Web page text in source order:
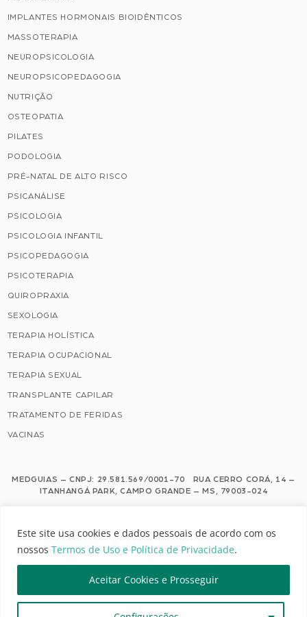
Este site usa cookies e dados pessoais de acordo com os
nossos Termos de Uso e Política de Privacidade.
Aceitar Cookies e Prosseguir
IMPLANTES HORMONAIS BIOIDÊNTICOS
MASSOTERAPIA
NEUROPSICOLOGIA
NEUROPSICOPEDAGOGIA
NUTRIÇÃO
OSTEOPATIA
PILATES
PODOLOGIA
PRÉ-NATAL DE ALTO RISCO
PSICANÁLISE
PSICOLOGIA
PSICOLOGIA INFANTIL
PSICOPEDAGOGIA
PSICOTERAPIA
QUIROPRAXIA
SEXOLOGIA
TERAPIA HOLÍSTICA
TERAPIA OCUPACIONAL
TERAPIA SEXUAL
TRANSPLANTE CAPILAR
TRATAMENTO DE FERIDAS
VACINAS
MEDGUIAS – CNPJ: 29.581.569/0001-70 RUA CERRO CORÁ, 14 –
ITANHANGÁ PARK, CAMPO GRANDE – MS, 79003-024
Este site usa cookies e dados pessoais de acordo com os nossos Termos de
Uso e Política de Privacidade.
Configuração de Cookies
MEDGUIAS | TODOS OS DIREITOS RESERVADOS